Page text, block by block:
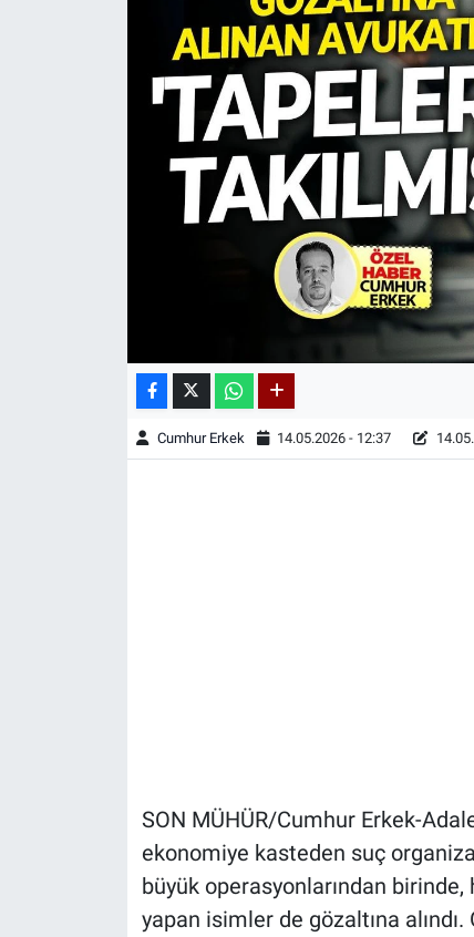
Cumhur Erkek 14.05.2026 - 12:37
SON MÜHÜR/Cumhur Erkek-
ekonomiye kasteden suç
büyük operasyonlarından
yapan isimler de gözaltına